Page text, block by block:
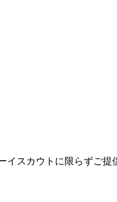
イスカウトに限らずご提